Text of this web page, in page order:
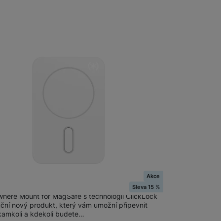
Péče o zdraví a tělo
Mount + ClickLock, WhiteAkce
Sleva 15 %
Mount for MagSafe s technologií ClickLock
nový produkt, který vám umožní připevnit
a kdekoli budete…